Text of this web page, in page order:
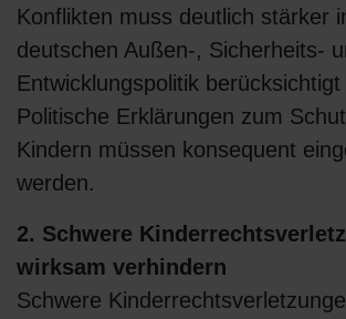
Konflikten muss deutlich stärker
deutschen Außen-, Sicherheits-
Entwicklungspolitik berücksichtigt
Politische Erklärungen zum
Kindern müssen konsequent
werden.
2. Schwere
wirksam verhindern
Schwere